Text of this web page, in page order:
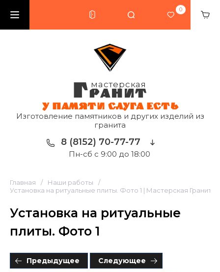
0
мастерская
ГРАНИТ
У ПАМЯТИ СЛУГА ЕСТЬ
Изготовление памятников и других изделий из
гранита
8 (8152) 70-77-77
Пн-сб с 9:00 до 18:00
Главная / Наши работы
/
Установка на ритуальные плиты. Фото 1 | Мастерская Гранит
Установка на ритуальные
плиты. Фото 1
Предыдущее Следующее